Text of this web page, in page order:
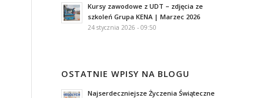
Kursy zawodowe z UDT – zdjęcia ze
szkoleń Grupa KENA | Marzec 2026
24 stycznia 2026 - 09:50
OSTATNIE WPISY NA BLOGU
Najserdeczniejsze Życzenia Świąteczne